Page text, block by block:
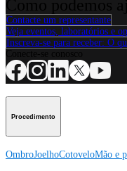
Contacte um representante
Veja eventos, laboratórios e
Inscreva-se para receber: O
Procedimento
OmbroJoelhoCotoveloMão e